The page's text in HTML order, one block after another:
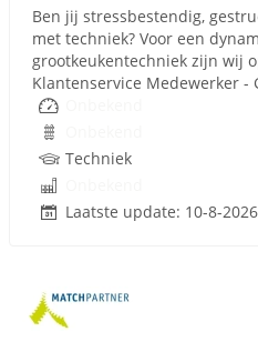
Ben jij stressbestendig,
met techniek? Voor een
grootkeukentechniek zijn wij
Klantenservice Medewerker -
Techniek
Laatste update: 10-8-2026